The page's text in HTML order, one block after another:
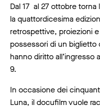
Dal 17 al 27 ottobre
la quattordicesima
retrospettive, proiezioni
possessori di un
hanno diritto all’ingresso
9.
In occasione dei
Luna, il docufilm vuole